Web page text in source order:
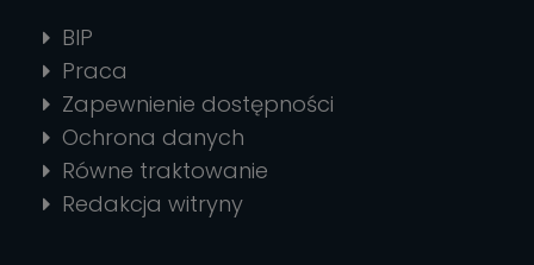
BIP
Praca
Zapewnienie dostępności
Ochrona danych
Równe traktowanie
Redakcja witryny